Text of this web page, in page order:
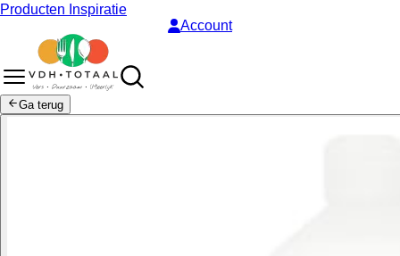
Producten Inspiratie
Account
Ga terug